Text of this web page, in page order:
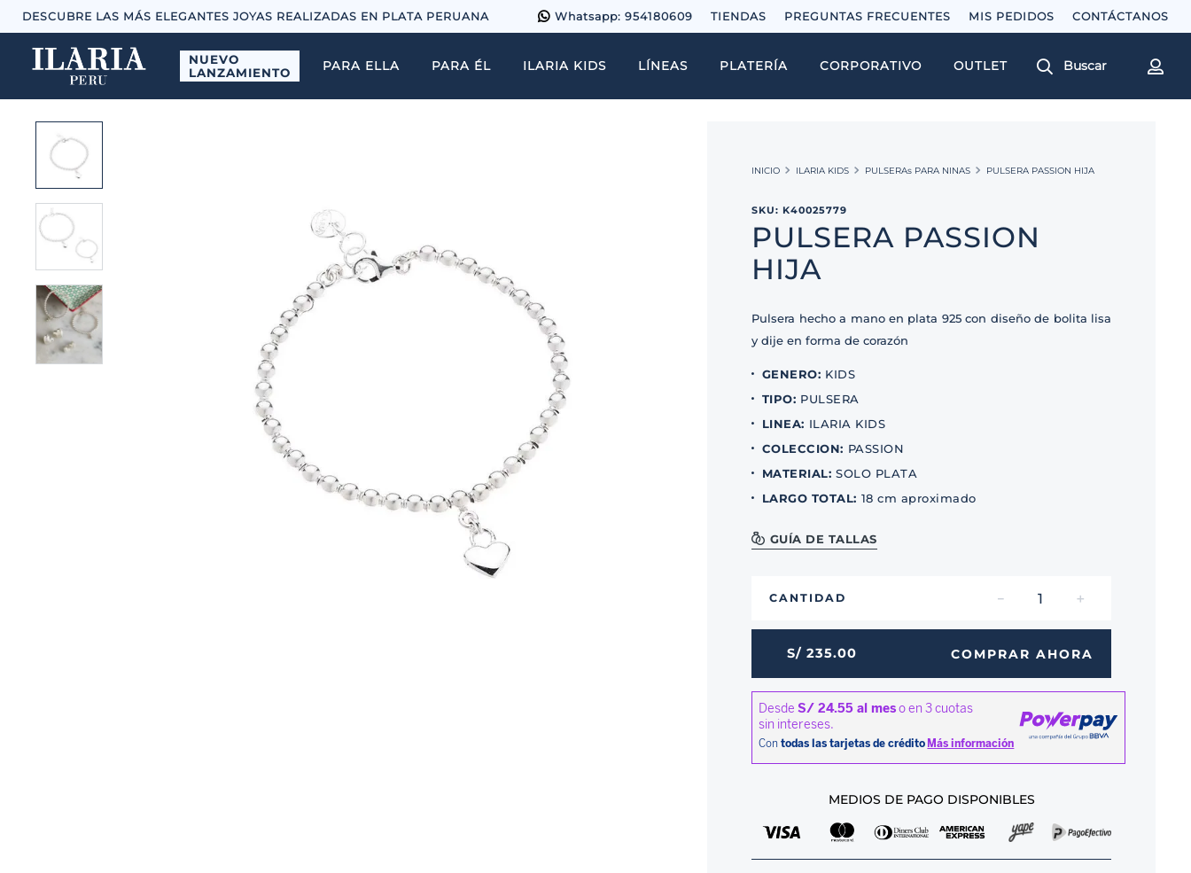
DESCUBRE LAS MÁS ELEGANTES JOYAS REALIZADAS EN PLATA PERUANA Whatsapp: 954180609 TIENDAS PREGUNTAS FRECUENTES MIS PEDIDOS
NUEVO
LANZAMIENTO
PARA ELLA PARA ÉL ILARIA KIDS LÍNEAS PLATERÍA CORPORATIVO OUTLET Buscar
ILARIA KIDS PULSERAs PARA NINAS PULSERA PASSION HIJA
SKU: K40025779
PULSERA PASSION
HIJA
Pulsera hecho a mano en plata 925 con diseño de bolita lisa
y dije en forma de corazón
GENERO: KIDS
TIPO: PULSERA
LINEA: ILARIA KIDS
COLECCION: PASSION
MATERIAL: SOLO PLATA
LARGO TOTAL: 18 cm aproximado
GUÍA DE TALLAS
CANTIDAD ＋
－
S/ 235.00 COMPRAR AHORA
MEDIOS DE PAGO DISPONIBLES